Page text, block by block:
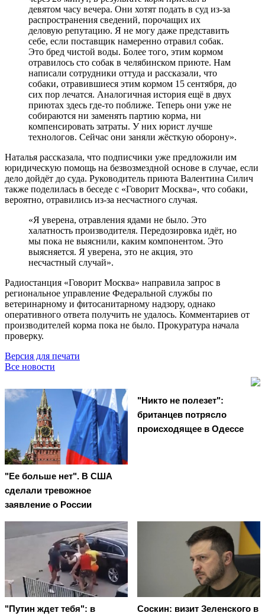
девятом часу вечера. Они хотят подать в суд из-за
распространения сведений, порочащих их
деловую репутацию. Я не могу даже представить
себе, если поставщик намеренно отравил собак.
Это бред чистой воды. Более того, этим кормом
отравилось сто собак в челябинском приюте. Нам
написали сотрудники оттуда и рассказали, что
собаки, отравившиеся этим кормом 15 сентября, до
сих пор лечатся. Аналогичная история ещё в двух
приютах здесь где-то поближе. Теперь они уже не
собираются ни заменять партию корма, ни
компенсировать затраты. У них юрист лучше
технологов. Сейчас они заняли жёсткую оборону».
Наталья рассказала, что подписчики уже предложили им
юридическую помощь на безвозмездной основе в случае, если
дело дойдёт до суда. Руководитель приюта Валентина Силич
также поделилась в беседе с «Говорит Москва», что собаки,
вероятно, отравились из-за несчастного случая.
«Я уверена, отравления ядами не было. Это
халатность производителя. Передозировка идёт, но
мы пока не выяснили, каким компонентом. Это
выясняется. Я уверена, это не акция, это
несчастный случай».
Радиостанция «Говорит Москва» направила запрос в
региональное управление Федеральной службы по
ветеринарному и фитосанитарному надзору, однако
оперативного ответа получить не удалось. Комментариев от
производителей корма пока не было. Прокуратура начала
проверку.
Версия для печати
Все новости
"Ее больше нет". В США
сделали тревожное
заявление о России
"Никто не полезет":
британцев потрясло
происходящее в Одессе
"Путин ждет тебя": в Соскин: визит Зеленского в